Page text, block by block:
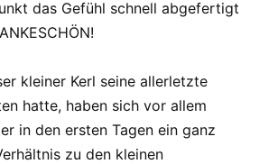
das Gefühl schnell abgefertigt
kleiner Kerl seine allerletzte
hatte, haben sich vor allem
in den ersten Tagen ein ganz
zu den kleinen